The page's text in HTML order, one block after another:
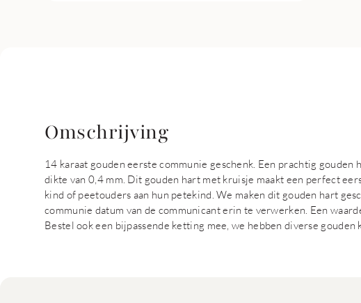
Omschrijving
14 karaat gouden eerste communie geschenk. Een prachtig gouden
dikte van 0,4 mm. Dit gouden hart met kruisje maakt een perfect
kind of peetouders aan hun petekind. We maken dit gouden hart
communie datum van de communicant erin te verwerken. Een
Bestel ook een bijpassende ketting mee, we hebben diverse gouden